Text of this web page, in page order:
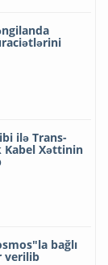
ilə Trans-
Kabel Xəttinin
bağlı
verilib